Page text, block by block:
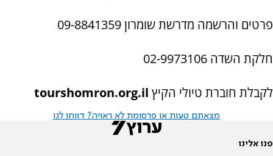
פרטים והרשמה מדרשת שומרון 09-8841359
חלקת השדה 02-9973106
לקבלת חוברת טיולי הקיץ tourshomron.org.il
מצאתם טעות או פרסומת לא ראויה? דווחו לנו
פנו אלינו